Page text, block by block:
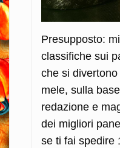
Presupposto:
classifiche sui
che si
mele, sulla
redazione e
dei migliori
se ti fai spedire